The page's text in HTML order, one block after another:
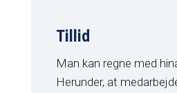
Tillid
Man kan regne med
Herunder, at